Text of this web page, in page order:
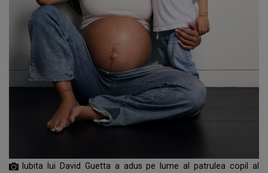
Iubita lui David Guetta a adus pe lume al patrulea copil al